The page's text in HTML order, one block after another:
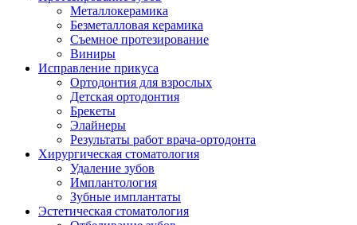
Металлокерамика
Безметалловая керамика
Съемное протезирование
Виниры
Исправление прикуса
Ортодонтия для взрослых
Детская ортодонтия
Брекеты
Элайнеры
Результаты работ врача-ортодонта
Хирургическая стоматология
Удаление зубов
Имплантология
Зубные имплантаты
Эстетическая стоматология